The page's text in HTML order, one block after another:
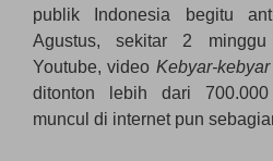
publik Indonesia begitu
Agustus, sekitar 2
Youtube, video Kebyar-kebyar
ditonton lebih dari
muncul di internet pun